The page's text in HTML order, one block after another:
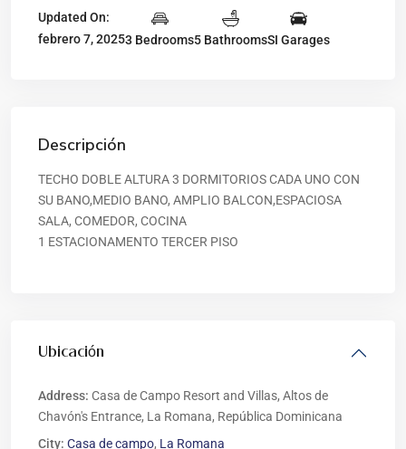
Updated On:
febrero 7, 20253 Bedrooms5 BathroomsSI Garages
Descripción
TECHO DOBLE ALTURA 3 DORMITORIOS CADA UNO CON
SU BANO,MEDIO BANO, AMPLIO BALCON,ESPACIOSA
SALA, COMEDOR, COCINA
1 ESTACIONAMENTO TERCER PISO
Ubicación
Address: Casa de Campo Resort and Villas, Altos de
Chavón's Entrance, La Romana, República Dominicana
City: Casa de campo, La Romana